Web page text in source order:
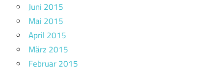
Juni 2015
Mai 2015
April 2015
März 2015
Februar 2015